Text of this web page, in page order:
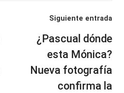
Siguiente entrada
¿Pascual dónde
esta Mónica?
Nueva fotografía
confirma la